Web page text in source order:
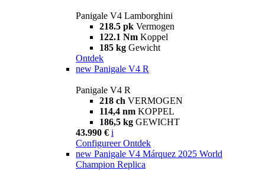
Panigale V4 Lamborghini
218.5 pk Vermogen
122.1 Nm Koppel
185 kg Gewicht
Ontdek
new Panigale V4 R
Panigale V4 R
218 ch VERMOGEN
114,4 nm KOPPEL
186,5 kg GEWICHT
43.990 € i
Configureer Ontdek
new Panigale V4 Márquez 2025 World
Champion Replica